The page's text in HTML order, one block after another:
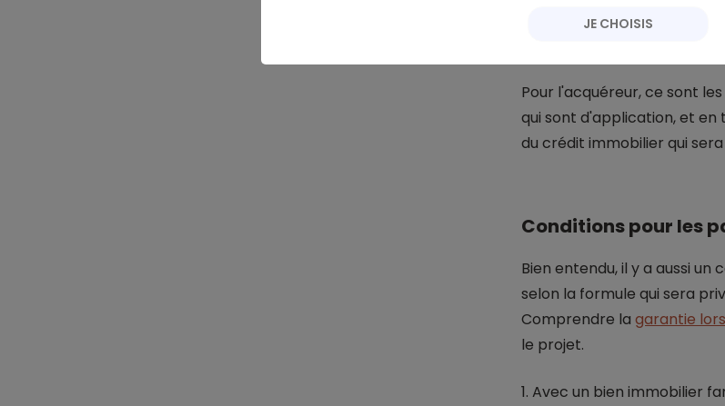
Conditions pour
Pour l'acquéreur, ce sont
qui sont d'application, et en
du crédit immobilier qui sera
Conditions pour les
Bien entendu, il y a aussi
selon la formule qui sera
Comprendre la garantie
le projet.
1. Avec un bien immobilier
JE CHOISIS